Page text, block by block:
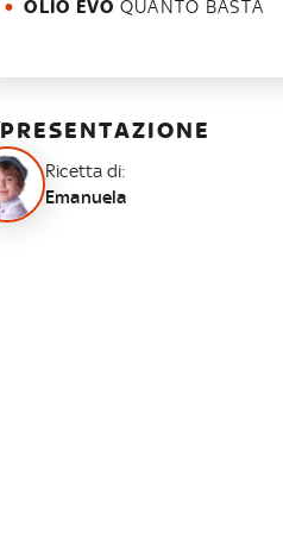
OLIO EVO QUANTO BASTA
PRESENTAZIONE
Ricetta di:
Emanuela